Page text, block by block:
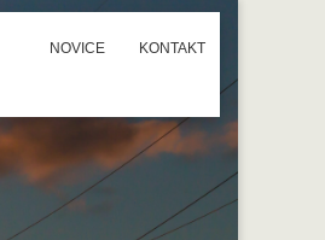
NOVICE KONTAKT